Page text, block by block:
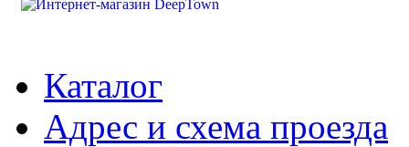
Каталог
Адрес и схема проезда